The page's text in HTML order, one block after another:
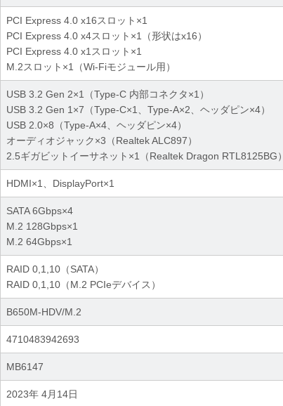
PCI Express 4.0 x16スロット×1
PCI Express 4.0 x4スロット×1（形状はx16）
PCI Express 4.0 x1スロット×1
M.2スロット×1（Wi-Fiモジュール用）
USB 3.2 Gen 2×1（Type-C 内部コネクタ×1）
USB 3.2 Gen 1×7（Type-C×1、Type-A×2、ヘッダピン×4）
USB 2.0×8（Type-A×4、ヘッダピン×4）
オーディオジャック×3（Realtek ALC897）
2.5ギガビットイーサネット×1（Realtek Dragon RTL8125BG）
HDMI×1、DisplayPort×1
SATA 6Gbps×4
M.2 128Gbps×1
M.2 64Gbps×1
RAID 0,1,10（SATA）
RAID 0,1,10（M.2 PCIeデバイス）
B650M-HDV/M.2
4710483942693
MB6147
2023年 4月14日